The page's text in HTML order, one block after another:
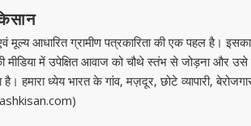
आधारित ग्रामीण पत्रकारिता की एक पहल है।
मीडिया में उपेक्षित आवाज को चौथे स्तंभ से जोड़ना और
हमारा ध्येय भारत के गांव, मज़दूर, छोटे व्यापारी,